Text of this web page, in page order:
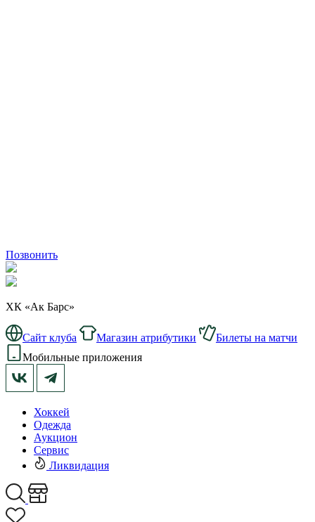
Позвонить
ХК «Ак Барс»
Сайт клуба Магазин атрибутики
Билеты на матчи
Мобильные приложения
Хоккей
Одежда
Аукцион
Сервис
Ликвидация